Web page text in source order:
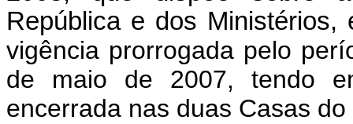
República e dos Ministérios,
vigência prorrogada pelo
de maio de 2007, tendo
encerrada nas duas Casas